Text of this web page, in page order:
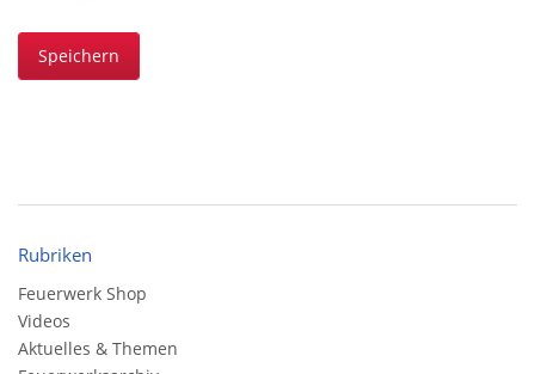
Speichern
Rubriken
Feuerwerk Shop
Videos
Aktuelles & Themen